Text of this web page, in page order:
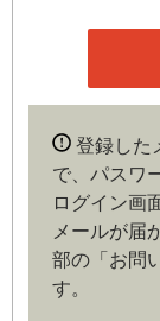
企業や官公庁
いずれかに該
を行うには、
の内容がある
は、当社は会
す。
第４条（ユ
ユーザー名お
登録した
で、パスワ
ログイン画
メールが届
部の「お問
す。